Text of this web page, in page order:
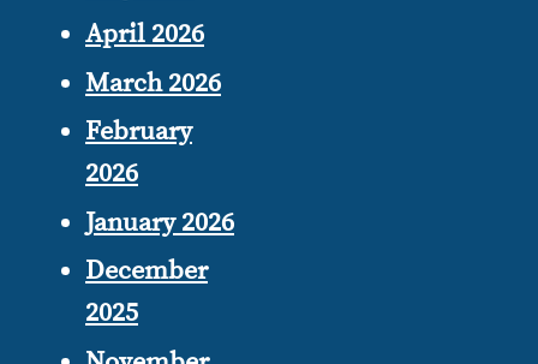
April 2026
March 2026
February
2026
January 2026
December
2025